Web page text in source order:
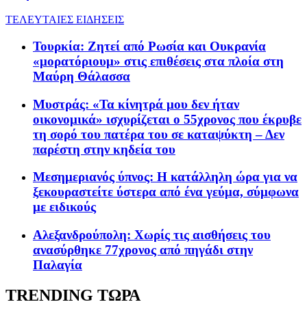
ΤΕΛΕΥΤΑΙΕΣ ΕΙΔΗΣΕΙΣ
Τουρκία: Zητεί από Ρωσία και Ουκρανία
«μορατόριουμ» στις επιθέσεις στα πλοία στη
Μαύρη Θάλασσα
Μυστράς: «Τα κίνητρά μου δεν ήταν
οικονομικά» ισχυρίζεται ο 55χρονος που έκρυβε
τη σορό του πατέρα του σε καταψύκτη – Δεν
παρέστη στην κηδεία του
Μεσημεριανός ύπνος: Η κατάλληλη ώρα για να
ξεκουραστείτε ύστερα από ένα γεύμα, σύμφωνα
με ειδικούς
Αλεξανδρούπολη: Χωρίς τις αισθήσεις του
ανασύρθηκε 77χρονος από πηγάδι στην
Παλαγία
TRENDING ΤΩΡΑ